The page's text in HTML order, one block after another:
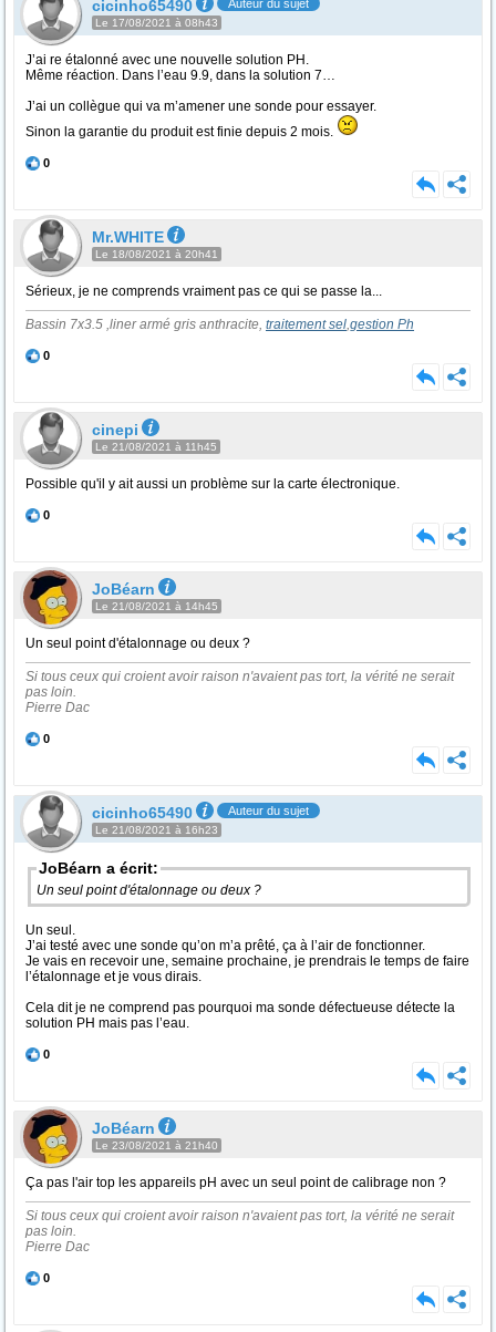
cicinho65490 Auteur du sujet
Le 17/08/2021 à 08h43
J’ai re étalonné avec une nouvelle solution PH.
Même réaction. Dans l’eau 9.9, dans la solution 7…
J’ai un collègue qui va m’amener une sonde pour essayer.
Sinon la garantie du produit est finie depuis 2 mois.
0
Mr.WHITE
Le 18/08/2021 à 20h41
Sérieux, je ne comprends vraiment pas ce qui se passe la...
Bassin 7x3.5 ,liner armé gris anthracite, traitement sel,gestion Ph
0
cinepi
Le 21/08/2021 à 11h45
Possible qu'il y ait aussi un problème sur la carte électronique.
0
JoBéarn
Le 21/08/2021 à 14h45
Un seul point d'étalonnage ou deux ?
Si tous ceux qui croient avoir raison n'avaient pas tort, la vérité ne serait
pas loin.
Pierre Dac
0
cicinho65490 Auteur du sujet
Le 21/08/2021 à 16h23
JoBéarn a écrit:
Un seul point d'étalonnage ou deux ?
Un seul.
J’ai testé avec une sonde qu’on m’a prêté, ça à l’air de fonctionner.
Je vais en recevoir une, semaine prochaine, je prendrais le temps de faire
l’étalonnage et je vous dirais.
Cela dit je ne comprend pas pourquoi ma sonde défectueuse détecte la
solution PH mais pas l’eau.
0
JoBéarn
Le 23/08/2021 à 21h40
Ça pas l'air top les appareils pH avec un seul point de calibrage non ?
Si tous ceux qui croient avoir raison n'avaient pas tort, la vérité ne serait
pas loin.
Pierre Dac
0